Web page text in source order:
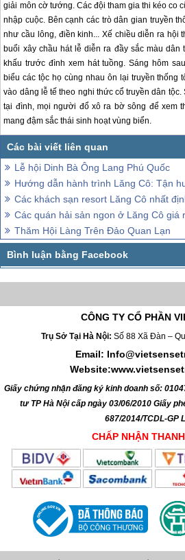
giải môn cờ tướng. Các đội tham gia thi kéo co
nhập cuộc. Bên cạnh các trò dân gian truyền
như cầu lông, điền kinh... Xế chiều diễn ra hội
buổi xây chầu hát lễ diễn ra đầy sắc màu
khấu trước đình xem hát tuồng. Sáng hôm
biểu các tộc họ cùng nhau ôn lại truyền thống
vào dâng lễ tế theo nghi thức cổ truyền dân
tại đình, mọi người đổ xô ra bờ sông để xem
mang đậm sắc thái sinh hoạt vùng biển.
Lễ hội Dinh Bà Ông Lang Phú Quốc
Hướng dẫn hành trình Lăng Cô: Tận hưởng vẻ đẹp
Các khách sạn resort Lăng Cô nhất
Các quán hải sản ngon ở Lăng Cô giá
Thăm Hội Làng Trên Đảo Quan Lạn
CÔNG TY CỔ PHẦN
Trụ Sở Tại Hà Nội: Số 88 Xã Đàn –
Email:
Giấy chứng nhận đăng ký kinh doanh số:
tư TP Hà Nội cấp ngày 03/06/2010 Giấy
687/2014/TCDL-GP
CHẤP NHẬN